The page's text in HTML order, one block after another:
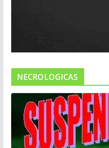
NECROLOGICAS